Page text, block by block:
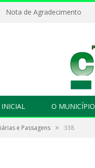
Nota de Agradecimento
O MUNICÍPIO
e Passagens » 338